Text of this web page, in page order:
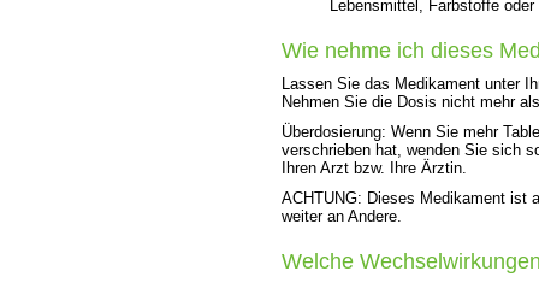
Lebensmittel, Farbstoffe
Wie nehme ich dieses
Lassen Sie das Medikament unter
Nehmen Sie die Dosis nicht mehr
Überdosierung: Wenn Sie mehr
verschrieben hat, wenden Sie sich
Ihren Arzt bzw. Ihre Ärztin.
ACHTUNG: Dieses Medikament ist
weiter an Andere.
Welche